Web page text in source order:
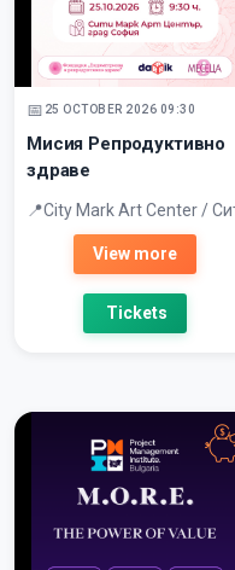
25 OCTOBER 2026 09:30
Мисия Репродуктивно
здраве
City Mark Art Center /
View more
Tickets